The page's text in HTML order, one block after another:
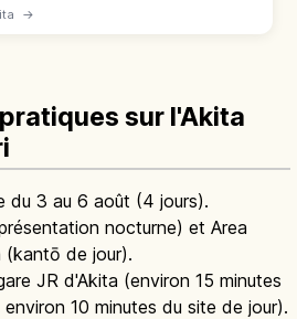
et Yamagata, l'un des 100 monts du
→
sur l'Akita
du 3 au 6 août (4 jours).
nocturne) et Area
(kantō de jour).
JR d'Akita (environ 15 minutes
10 minutes du site de jour).